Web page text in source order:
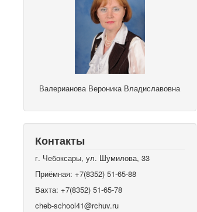
Валерианова Вероника Владиславовна
Контакты
г. Чебоксары, ул. Шумилова, 33
Приёмная: +7(8352) 51-65-88
Вахта: +7(8352) 51-65-78
cheb-school41@rchuv.ru